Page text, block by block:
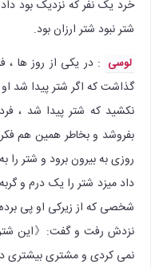
خرد یک نفر که نزدیک بود داد
شتر نبود شتر ارزان بود.
لوسی : در یکی از روز ها ،
گذاشت که اگر شتر پیدا شد
نکشید که شتر پیدا شد ،
بفروشد و بخاطر همین هم
روزی به بیرون برود و شتر را
داد میزد شتر را یک درم و
شخصی که از زیرکی او پی
نزدش رفت و گفت:《این شتر
نمی کردی و مشتری بیشتری